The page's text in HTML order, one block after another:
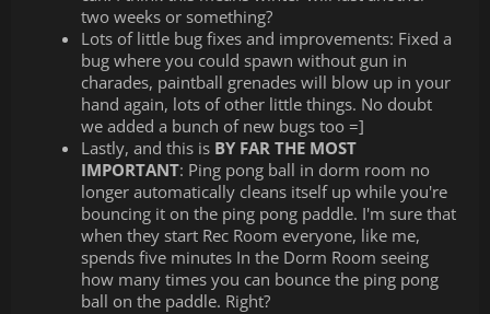
two weeks or something?
Lots of little bug fixes and improvements: Fixed a
bug where you could spawn without gun in
charades, paintball grenades will blow up in your
hand again, lots of other little things. No doubt
we added a bunch of new bugs too =]
Lastly, and this is BY FAR THE MOST
IMPORTANT: Ping pong ball in dorm room no
longer automatically cleans itself up while you're
bouncing it on the ping pong paddle. I'm sure that
when they start Rec Room everyone, like me,
spends five minutes In the Dorm Room seeing
how many times you can bounce the ping pong
ball on the paddle. Right?